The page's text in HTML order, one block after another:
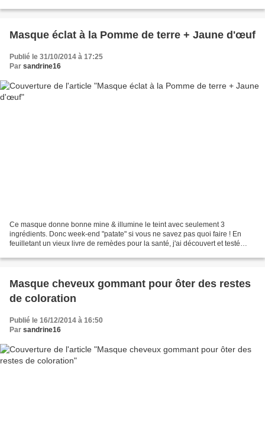
Masque éclat à la Pomme de terre + Jaune d'œuf
Publié le 31/10/2014 à 17:25
Par sandrine16
Ce masque donne bonne mine & illumine le teint avec seulement 3
ingrédients. Donc week-end "patate" si vous ne savez pas quoi faire ! En
feuilletant un vieux livre de remèdes pour la santé, j'ai découvert et testé
Masque cheveux gommant pour ôter des restes
de coloration
Publié le 16/12/2014 à 16:50
Par sandrine16